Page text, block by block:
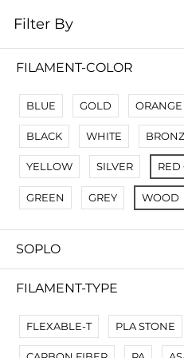
No Results
Not Found Filters1
Not Found Filters2
Filter By
FILAMENT-COLOR
BLUE GOLD ORANGE
BLACK WHITE
YELLOW SILVER RED
GREEN GREY WOOD
SOPLO
FILAMENT-TYPE
FLEXABLE-T PLA STONE